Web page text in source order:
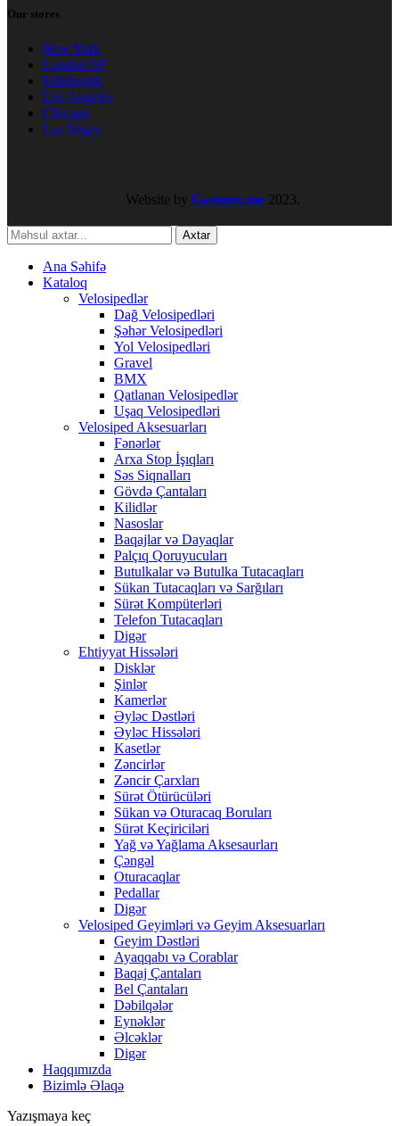
Our stores
New York
London SF
Edinburgh
Los Angeles
Chicago
Las Vegas
Website by Gasimov.me 2023.
Axtar
Ana Səhifə
Kataloq
Velosipedlər
Dağ Velosipedləri
Şəhər Velosipedləri
Yol Velosipedləri
Gravel
BMX
Qatlanan Velosipedlər
Uşaq Velosipedləri
Velosiped Aksesuarları
Fənərlər
Arxa Stop İşıqları
Səs Siqnalları
Gövdə Çantaları
Kilidlər
Nasoslar
Baqajlar və Dayaqlar
Palçıq Qoruyucuları
Butulkalar və Butulka Tutacaqları
Sükan Tutacaqları və Sarğıları
Sürət Kompüterləri
Telefon Tutacaqları
Digər
Ehtiyyat Hissələri
Disklər
Şinlər
Kamerlər
Əyləc Dəstləri
Əyləc Hissələri
Kasetlər
Zəncirlər
Zəncir Çarxları
Sürət Ötürücüləri
Sükan və Oturacaq Boruları
Sürət Keçiriciləri
Yağ və Yağlama Aksesaurları
Çəngəl
Oturacaqlar
Pedallar
Digər
Velosiped Geyimləri və Geyim Aksesuarları
Geyim Dəstləri
Ayaqqabı və Corablar
Baqaj Çantaları
Bel Çantaları
Dəbilqələr
Eynəklər
Əlcəklər
Digər
Haqqımızda
Bizimlə Əlaqə
Yazışmaya keç